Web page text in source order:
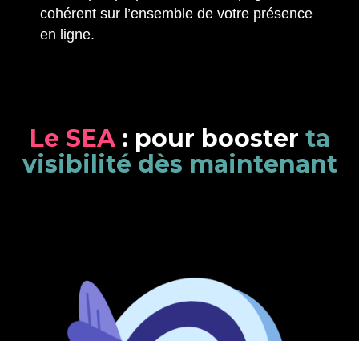
cohérent sur l’ensemble de votre présence
en ligne.
Le SEA : pour booster ta
visibilité dès maintenant